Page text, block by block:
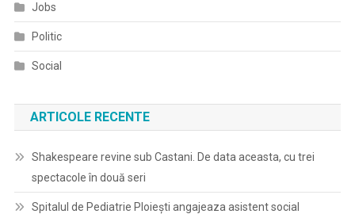
Libertăţii,
Jobs
Politic
Social
ARTICOLE RECENTE
Shakespeare revine sub Castani. De data aceasta, cu trei
spectacole în două seri
Spitalul de Pediatrie Ploieşti angajeaza asistent social